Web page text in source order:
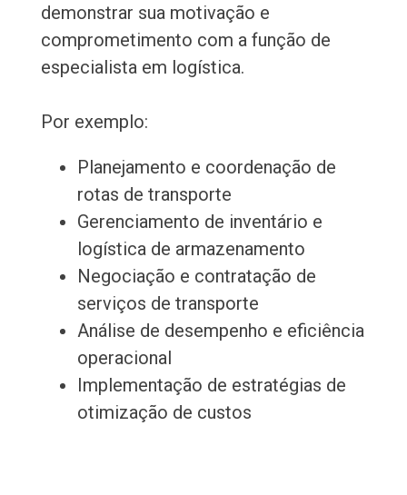
demonstrar sua motivação e
comprometimento com a função de
especialista em logística.
Por exemplo:
Planejamento e coordenação de
rotas de transporte
Gerenciamento de inventário e
logística de armazenamento
Negociação e contratação de
serviços de transporte
Análise de desempenho e eficiência
operacional
Implementação de estratégias de
otimização de custos